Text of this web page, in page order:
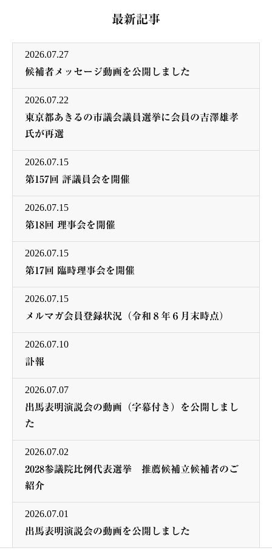
最新記事
2026.07.27
候補者メッセージ動画を公開しました
2026.07.22
東京都あきるの市議会議員選挙に会員の吉澤雄孝
氏が再選
2026.07.15
第157回 評議員会を開催
2026.07.15
第18回 理事会を開催
2026.07.15
第17回 臨時理事会を開催
2026.07.15
メルマガ会員登録状況（令和８年６月末時点）
2026.07.10
訃報
2026.07.07
出馬表明演説会の動画（字幕付き）を公開しまし
た
2026.07.02
2028参議院比例代表選挙 推薦候補立候補者のご
紹介
2026.07.01
出馬表明演説会の動画を公開しました